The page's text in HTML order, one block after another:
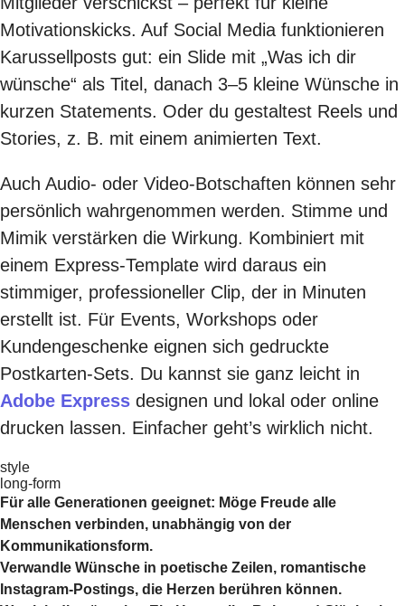
Motivationskicks. Auf Social Media funktionieren
Karussellposts gut: ein Slide mit „Was ich dir
wünsche“ als Titel, danach 3–5 kleine Wünsche in
kurzen Statements. Oder du gestaltest Reels und
Stories, z. B. mit einem animierten Text.
Auch Audio- oder Video-Botschaften können sehr
persönlich wahrgenommen werden. Stimme und
Mimik verstärken die Wirkung. Kombiniert mit
einem Express-Template wird daraus ein
stimmiger, professioneller Clip, der in Minuten
erstellt ist. Für Events, Workshops oder
Kundengeschenke eignen sich gedruckte
Postkarten-Sets. Du kannst sie ganz leicht in
Adobe Express designen und lokal oder online
drucken lassen. Einfacher geht’s wirklich nicht.
style
long-form
Für alle Generationen geeignet: Möge Freude alle
Menschen verbinden, unabhängig von der
Kommunikationsform.
Verwandle Wünsche in poetische Zeilen, romantische
Instagram-Postings, die Herzen berühren können.